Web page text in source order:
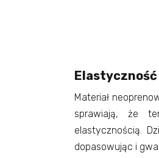
Elastyczność
Materiał
sprawiają, że
elastycznością.
dopasowując i